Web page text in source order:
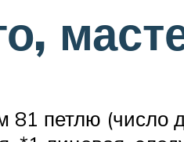
петлю (число